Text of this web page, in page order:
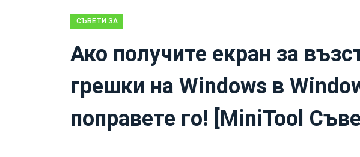
СЪВЕТИ ЗА
Ако получите екран за
грешки на Windows в
поправете го! [MiniTool